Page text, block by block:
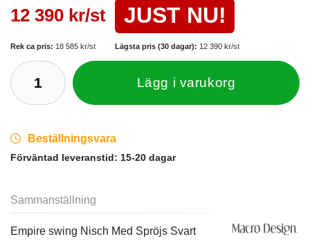
12 390 kr/st JUST NU!
Rek ca pris: 18 585 kr/st Lägsta pris (30 dagar): 12 390 kr/st
Lägg i varukorg
Beställningsvara
Förväntad leveranstid: 15-20 dagar
Sammanställning
Empire swing Nisch Med Spröjs Svart